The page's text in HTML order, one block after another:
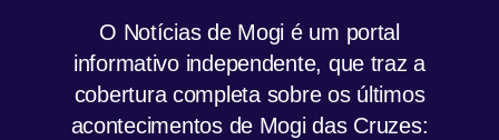
O Notícias de Mogi é um portal
informativo independente, que traz a
cobertura completa sobre os últimos
acontecimentos de Mogi das Cruzes: